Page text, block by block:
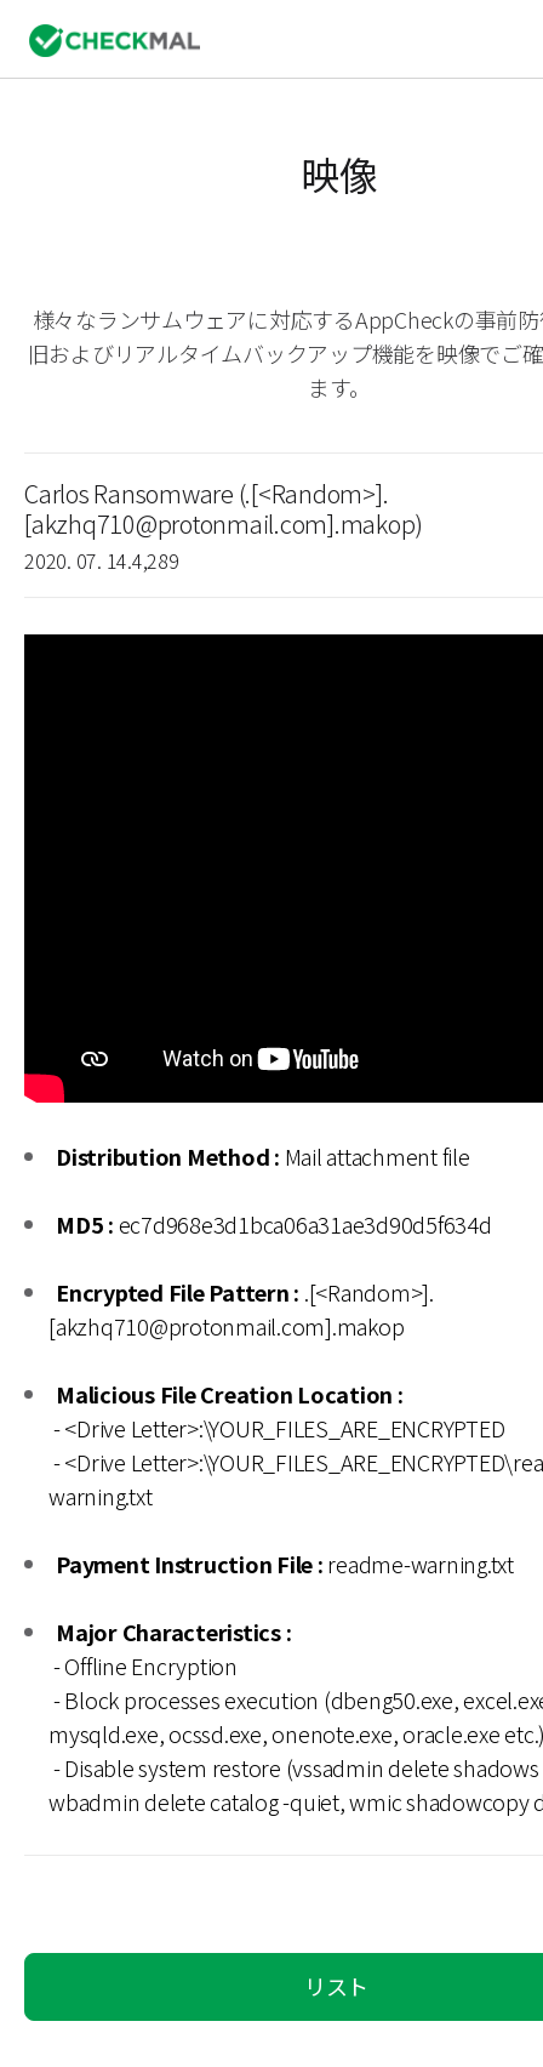
映像
様々なランサムウェアに対応するAppCheckの事前
旧およびリアルタイムバックアップ機能を映像でご
ます。
Carlos Ransomware (.[<Random>].
[akzhq710@protonmail.com].makop)
2020. 07. 14.4,289
Distribution Method : Mail attachment file
MD5 : ec7d968e3d1bca06a31ae3d90d5f634d
Encrypted File Pattern : .[<Random>].
[akzhq710@protonmail.com].makop
Malicious File Creation Location :
- <Drive Letter>:\YOUR_FILES_ARE_ENCRYPTED
- <Drive
warning.txt
Payment Instruction File :readme-warning.txt
Major Characteristics :
- Offline Encryption
- Block processes execution (dbeng50.exe,
mysqld.exe, ocssd.exe, onenote.exe, oracle.exe
- Disable system restore (vssadmin delete
wbadmin delete catalog -quiet, wmic shadowcopy
リスト